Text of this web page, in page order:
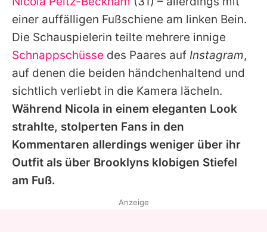
Redaktionelle Richtlinien
Impressum
Datenschutzerklärung
Utiq verwalten
einer auffälligen Fußschiene am linken Bein.
Die Schauspielerin teilte mehrere innige
Schnappschüsse des Paares auf Instagram,
auf denen die beiden händchenhaltend und
sichtlich verliebt in die Kamera lächeln.
Während Nicola in einem eleganten Look
strahlte, stolperten Fans in den
Kommentaren allerdings weniger über ihr
Outfit als über Brooklyns klobigen Stiefel
am Fuß.
Anzeige